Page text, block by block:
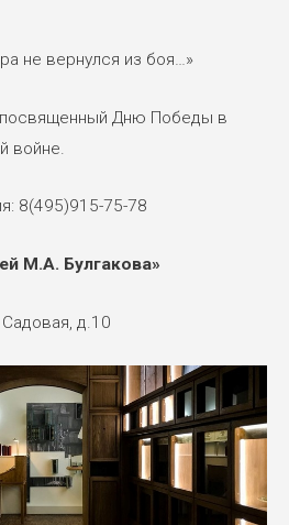
не вернулся из боя…»
посвященный Дню Победы в
войне.
8(495)915-75-78
М.А. Булгакова»
д.10